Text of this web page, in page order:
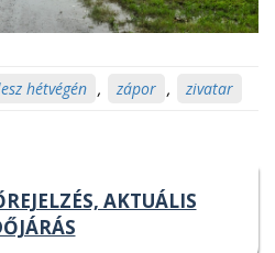
hétvégén , zápor , zivatar
AKTUÁLIS